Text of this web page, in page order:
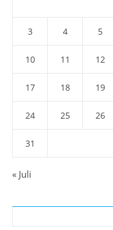
3 4 5
10 11 12
17 18 19
24 25 26
31
« Juli